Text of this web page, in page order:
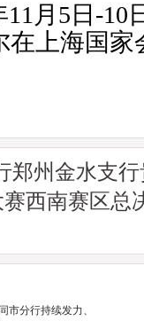
11月5日-
上海国家
郑州金水支
赛西南赛区
市分行持续发力、